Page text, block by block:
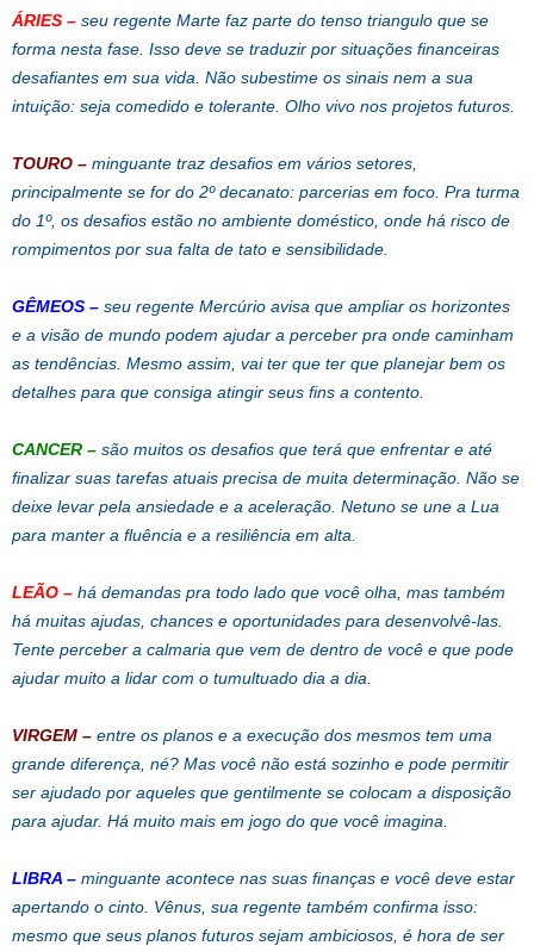
ÁRIES – seu regente Marte faz parte do tenso triangulo que se
forma nesta fase. Isso deve se traduzir por situações financeiras
desafiantes em sua vida. Não subestime os sinais nem a sua
intuição: seja comedido e tolerante. Olho vivo nos projetos futuros.
TOURO – minguante traz desafios em vários setores,
principalmente se for do 2º decanato: parcerias em foco. Pra turma
do 1º, os desafios estão no ambiente doméstico, onde há risco de
rompimentos por sua falta de tato e sensibilidade.
GÊMEOS – seu regente Mercúrio avisa que ampliar os horizontes
e a visão de mundo podem ajudar a perceber pra onde caminham
as tendências. Mesmo assim, vai ter que ter que planejar bem os
detalhes para que consiga atingir seus fins a contento.
CANCER – são muitos os desafios que terá que enfrentar e até
finalizar suas tarefas atuais precisa de muita determinação. Não se
deixe levar pela ansiedade e a aceleração. Netuno se une a Lua
para manter a fluência e a resiliência em alta.
LEÃO – há demandas pra todo lado que você olha, mas também
há muitas ajudas, chances e oportunidades para desenvolvê-las.
Tente perceber a calmaria que vem de dentro de você e que pode
ajudar muito a lidar com o tumultuado dia a dia.
VIRGEM – entre os planos e a execução dos mesmos tem uma
grande diferença, né? Mas você não está sozinho e pode permitir
ser ajudado por aqueles que gentilmente se colocam a disposição
para ajudar. Há muito mais em jogo do que você imagina.
LIBRA – minguante acontece nas suas finanças e você deve estar
apertando o cinto. Vênus, sua regente também confirma isso:
mesmo que seus planos futuros sejam ambiciosos, é hora de ser